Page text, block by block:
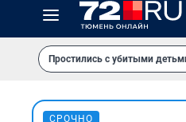
Простились с убитыми
СРОЧНО